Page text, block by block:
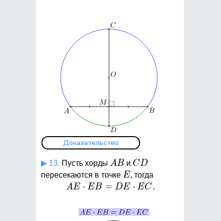
Доказательство
▶ 13. Пусть хорды AB
ABи CD
CD
пересекаются в точке E
E, тогда
AE\cdot
DE\cdot
AE ⋅ EB = DE ⋅ EC.
Начни свой путь
к 90+
+7
Укажи класс или выбери другое, если